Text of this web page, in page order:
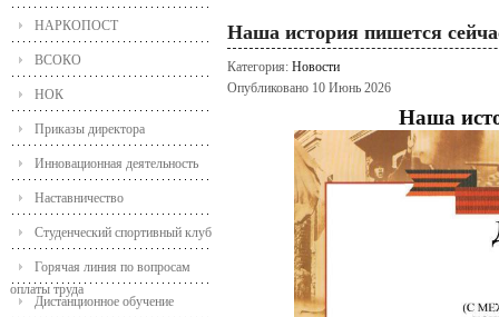
НАРКОПОСТ
ВСОКО
НОК
Приказы директора
Инновационная деятельность
Наставничество
Студенческий спортивный клуб
Горячая линия по вопросам
оплаты труда
Дистанционное обучение
Наша история пишется
Категория: Новости
Опубликовано 10 Июнь 2026
Наша